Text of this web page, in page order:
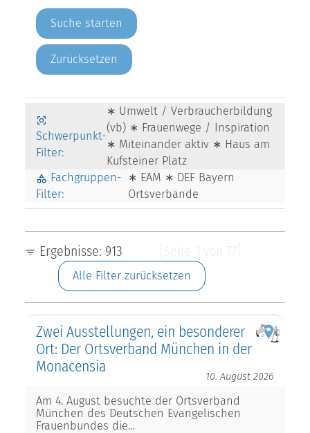
Zurücksetzen
Schwerpunkt-
Filter:
∗ Umwelt / Verbraucherbildung
(vb) ∗ Frauenwege / Inspiration
∗ Miteinander aktiv ∗ Haus am
Kufsteiner Platz
Fachgruppen-
Filter:
∗ EAM ∗ DEF Bayern
Ortsverbände
Ergebnisse: 913
Alle Filter zurücksetzen
Zwei Ausstellungen, ein besonderer
Ort: Der Ortsverband München in der
Monacensia
10. August 2026
Am 4. August besuchte der Ortsverband
München des Deutschen Evangelischen
Frauenbundes die…